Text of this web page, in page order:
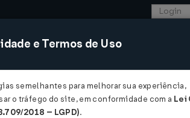
SISTEMAS COMÉRCIO
a pauta do Plenário...
e Termos de Uso
semelhantes para melhorar sua experiência,
o tráfego do site, em conformidade com a Lei
2018 – LGPD).